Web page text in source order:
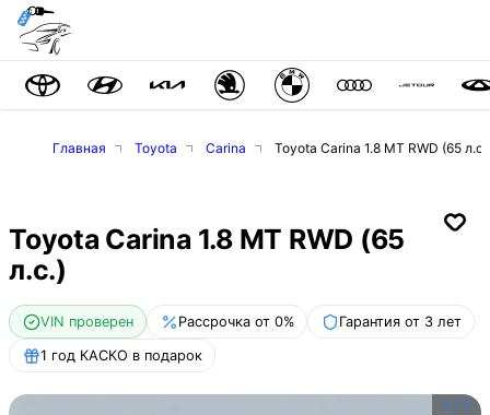
Главная Toyota Carina Toyota Carina 1.8 MT RWD (65 л.с.)
Toyota Carina 1.8 MT RWD (65
л.с.)
VIN проверен Рассрочка от 0% Гарантия от 3 лет
1 год КАСКО в подарок
1 / 1